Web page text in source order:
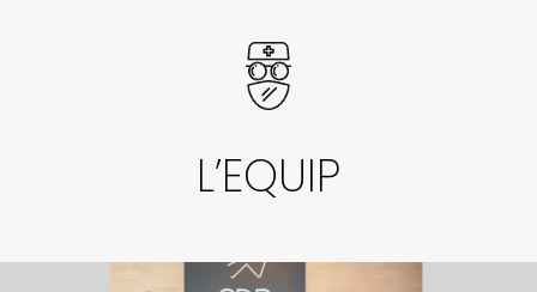
L’EQUIP